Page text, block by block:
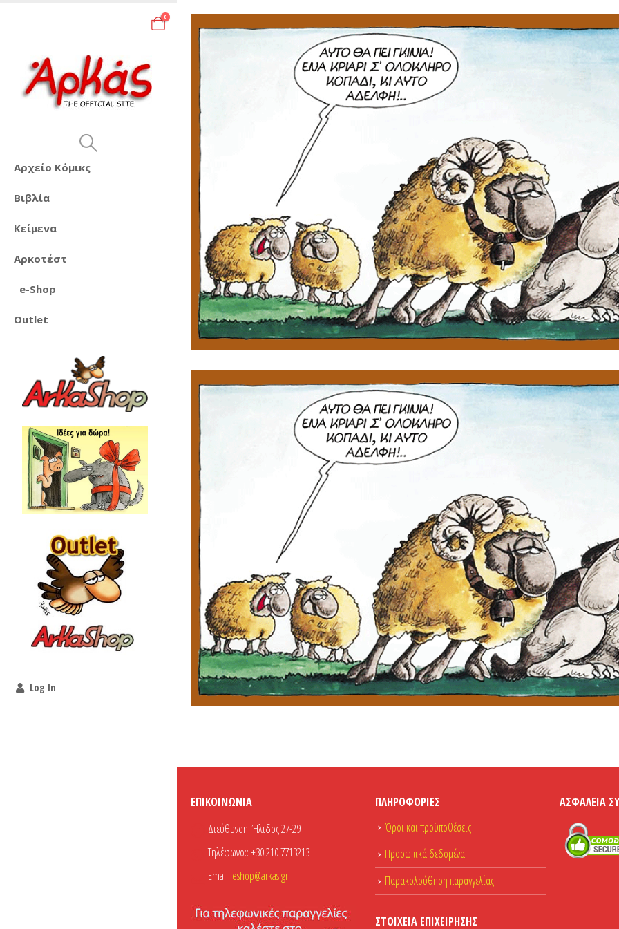
0
Αρχείο Κόμικς
Βιβλία
Κείμενα
Αρκοτέστ
e-Shop
Outlet
Log In
ΕΠΙΚΟΙΝΩΝΊΑ
Διεύθυνση:Ήλιδος 27-29
Τηλέφωνο::+30 210 7713213
Email: eshop@arkas.gr
ΠΛΗΡΟΦΟΡΊΕΣ
Όροι και προϋποθέσεις
Προσωπικά δεδομένα
Παρακολούθηση παραγγελίας
ΣΤΟΙΧΕΊΑ ΕΠΙΧΕΊΡΗΣΗΣ
ΑΣΦΆΛΕΙΑ